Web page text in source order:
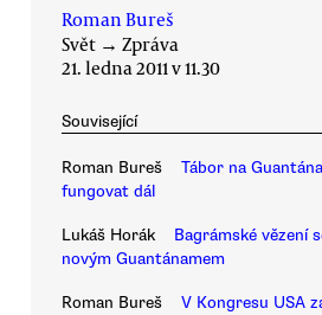
Roman Bureš
Svět → Zpráva
21. ledna 2011 v 11.30
Související
Roman Bureš
Tábor na
fungovat dál
Lukáš Horák
Bagrámské vězení
novým Guantánamem
Roman Bureš
V Kongresu USA